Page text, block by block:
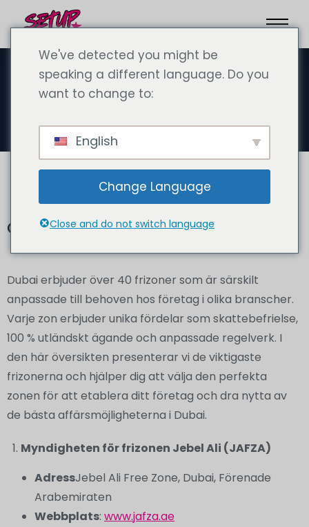
Översikt Freezone
Översikt över frizoner i Dubai
Dubai erbjuder över 40 frizoner som är särskilt
anpassade till behoven hos företag i olika branscher.
Varje zon erbjuder unika fördelar som skattebefrielse,
100 % utländskt ägande och anpassade regelverk. I
den här översikten presenterar vi de viktigaste
frizonerna och hjälper dig att välja den perfekta
zonen för att etablera ditt företag och dra nytta av
de bästa affärsmöjligheterna i Dubai.
Myndigheten för frizonen Jebel Ali (JAFZA)
AdressJebel Ali Free Zone, Dubai, Förenade
Arabemiraten
Webbplats: www.jafza.ae
We've detected you might be
speaking a different language. Do you
want to change to:
English
Change Language
Close and do not switch language